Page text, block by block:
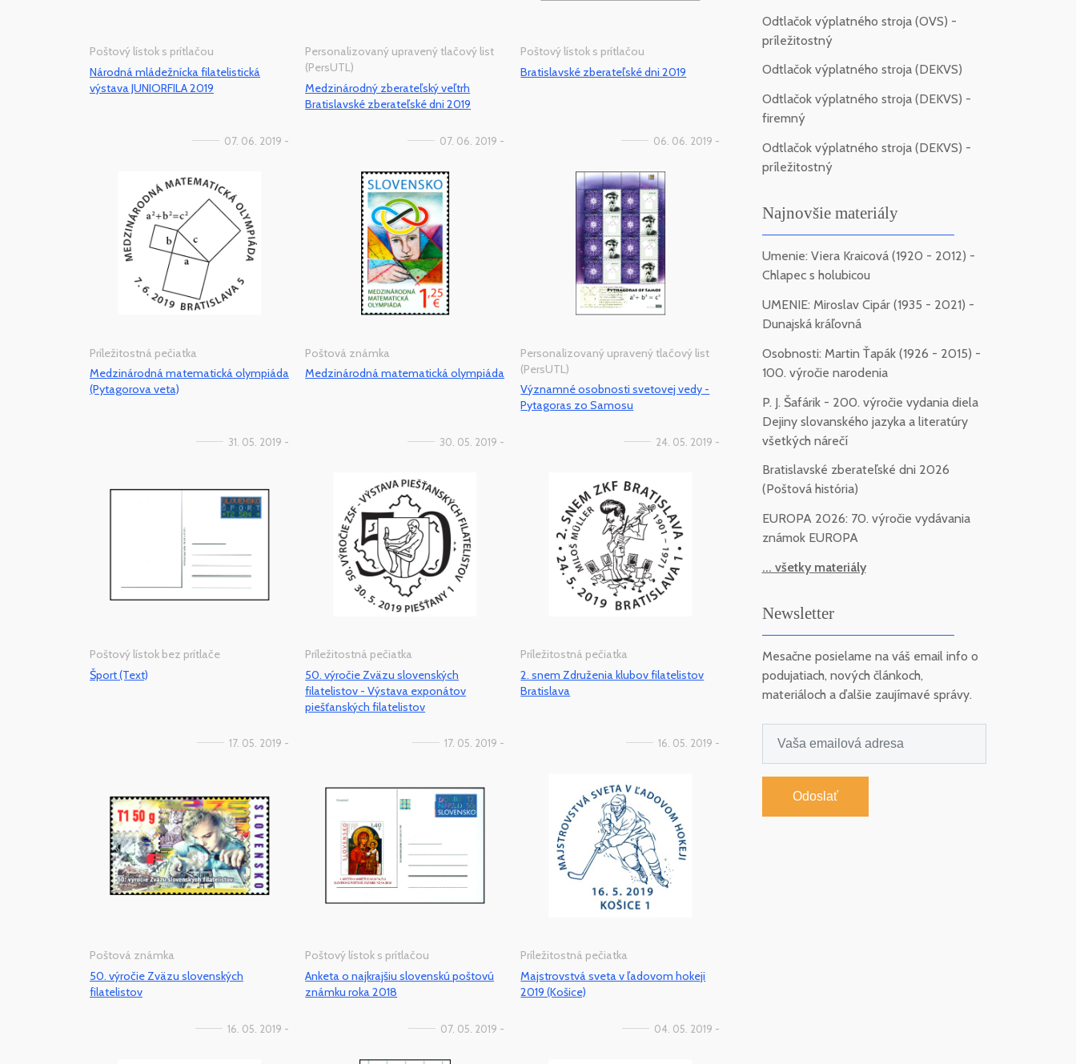
Poštový lístok s prítlačou
Národná mládežnícka filatelistická
výstava JUNIORFILA 2019
Personalizovaný upravený tlačový list
(PersUTL)
Medzinárodný zberateľský veľtrh
Bratislavské zberateľské dni 2019
Poštový lístok s prítlačou
Bratislavské zberateľské dni 2019
07. 06. 2019 -
Príležitostná pečiatka
Medzinárodná matematická olympiáda
(Pytagorova veta)
07. 06. 2019 -
Poštová známka
Medzinárodná matematická olympiáda
06. 06. 2019 -
Personalizovaný upravený tlačový list
(PersUTL)
Významné osobnosti svetovej vedy -
Pytagoras zo Samosu
31. 05. 2019 -
Poštový lístok bez prítlače
Šport (Text)
30. 05. 2019 -
Príležitostná pečiatka
50. výročie Zväzu slovenských
filatelistov - Výstava exponátov
piešťanských filatelistov
24. 05. 2019 -
Príležitostná pečiatka
2. snem Združenia klubov filatelistov
Bratislava
17. 05. 2019 -
Poštová známka
50. výročie Zväzu slovenských
filatelistov
17. 05. 2019 -
Poštový lístok s prítlačou
Anketa o najkrajšiu slovenskú poštovú
známku roka 2018
16. 05. 2019 -
Príležitostná pečiatka
Majstrovstvá sveta v ľadovom hokeji
2019 (Košice)
16. 05. 2019 - 07. 05. 2019 - 04. 05. 2019 -
Odtlačok výplatného stroja (OVS) -
príležitostný
Odtlačok výplatného stroja (DEKVS)
Odtlačok výplatného stroja (DEKVS) -
firemný
Odtlačok výplatného stroja (DEKVS) -
príležitostný
Najnovšie materiály
Umenie: Viera Kraicová (1920 - 2012) -
Chlapec s holubicou
UMENIE: Miroslav Cipár (1935 - 2021) -
Dunajská kráľovná
Osobnosti: Martin Ťapák (1926 - 2015) -
100. výročie narodenia
P. J. Šafárik - 200. výročie vydania diela
Dejiny slovanského jazyka a literatúry
všetkých nárečí
Bratislavské zberateľské dni 2026
(Poštová história)
EUROPA 2026: 70. výročie vydávania
známok EUROPA
... všetky materiály
Newsletter
Mesačne posielame na váš email info o
podujatiach, nových článkoch,
materiáloch a ďalšie zaujímavé správy.
Odoslať